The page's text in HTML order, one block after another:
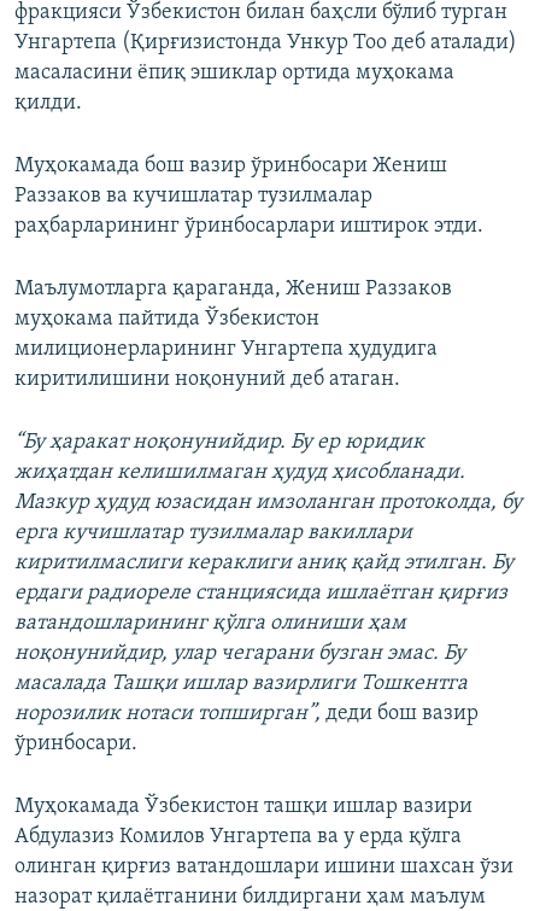
фракцияси Ўзбекистон билан баҳсли бўлиб турган
Унгартепа (Қирғизистонда Ункур Тоо деб аталади)
масаласини ёпиқ эшиклар ортида муҳокама
қилди.
Муҳокамада бош вазир ўринбосари Жениш
Раззаков ва кучишлатар тузилмалар
раҳбарларининг ўринбосарлари иштирок этди.
Маълумотларга қараганда, Жениш Раззаков
муҳокама пайтида Ўзбекистон
милиционерларининг Унгартепа ҳудудига
киритилишини ноқонуний деб атаган.
“Бу ҳаракат ноқонунийдир. Бу ер юридик
жиҳатдан келишилмаган ҳудуд ҳисобланади.
Мазкур ҳудуд юзасидан имзоланган протоколда, бу
ерга кучишлатар тузилмалар вакиллари
киритилмаслиги кераклиги аниқ қайд этилган. Бу
ердаги радиореле станциясида ишлаётган қирғиз
ватандошларининг қўлга олиниши ҳам
ноқонунийдир, улар чегарани бузган эмас. Бу
масалада Ташқи ишлар вазирлиги Тошкентга
норозилик нотаси топширган”, деди бош вазир
ўринбосари.
Муҳокамада Ўзбекистон ташқи ишлар вазири
Абдулазиз Комилов Унгартепа ва у ерда қўлга
олинган қирғиз ватандошлари ишини шахсан ўзи
назорат қилаётганини билдиргани ҳам маълум